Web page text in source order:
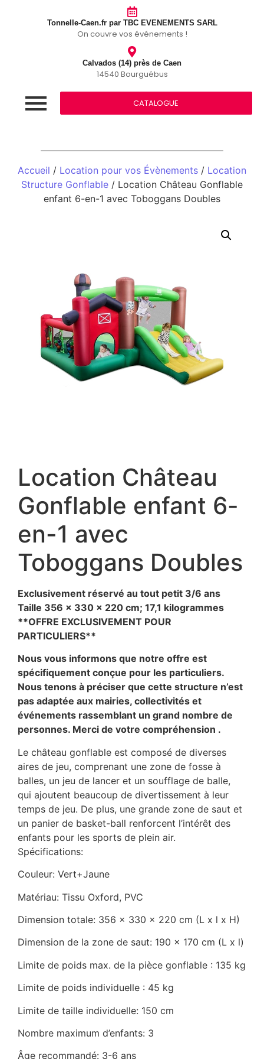
Tonnelle-Caen.fr par TBC EVENEMENTS SARL
On couvre vos événements !
Calvados (14) près de Caen
14540 Bourguébus
CATALOGUE
Accueil / Location pour vos Évènements / Location
Structure Gonflable / Location Château Gonflable
enfant 6-en-1 avec Toboggans Doubles
Location Château
Gonflable enfant 6-
en-1 avec
Toboggans Doubles
Exclusivement réservé au tout petit 3/6 ans
Taille 356 x 330 x 220 cm; 17,1 kilogrammes
**OFFRE EXCLUSIVEMENT POUR
PARTICULIERS**
Nous vous informons que notre offre est
spécifiquement conçue pour les particuliers.
Nous tenons à préciser que cette structure n’est
pas adaptée aux mairies, collectivités et
événements rassemblant un grand nombre de
personnes. Merci de votre compréhension .
Le château gonflable est composé de diverses
aires de jeu, comprenant une zone de fosse à
balles, un jeu de lancer et un soufflage de balle,
qui ajoutent beaucoup de divertissement à leur
temps de jeu. De plus, une grande zone de saut et
un panier de basket-ball renforcent l’intérêt des
enfants pour les sports de plein air.
Spécifications:
Couleur: Vert+Jaune
Matériau: Tissu Oxford, PVC
Dimension totale: 356 x 330 x 220 cm (L x l x H)
Dimension de la zone de saut: 190 x 170 cm (L x l)
Limite de poids max. de la pièce gonflable : 135 kg
Limite de poids individuelle : 45 kg
Limite de taille individuelle: 150 cm
Nombre maximum d’enfants: 3
Âge recommandé: 3-6 ans